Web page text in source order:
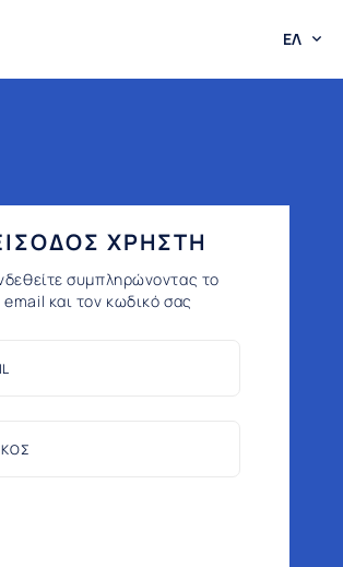
ΕΛ
ΧΡΗΣΤΗ
συμπληρώνοντας το
email και τον κωδικό σας